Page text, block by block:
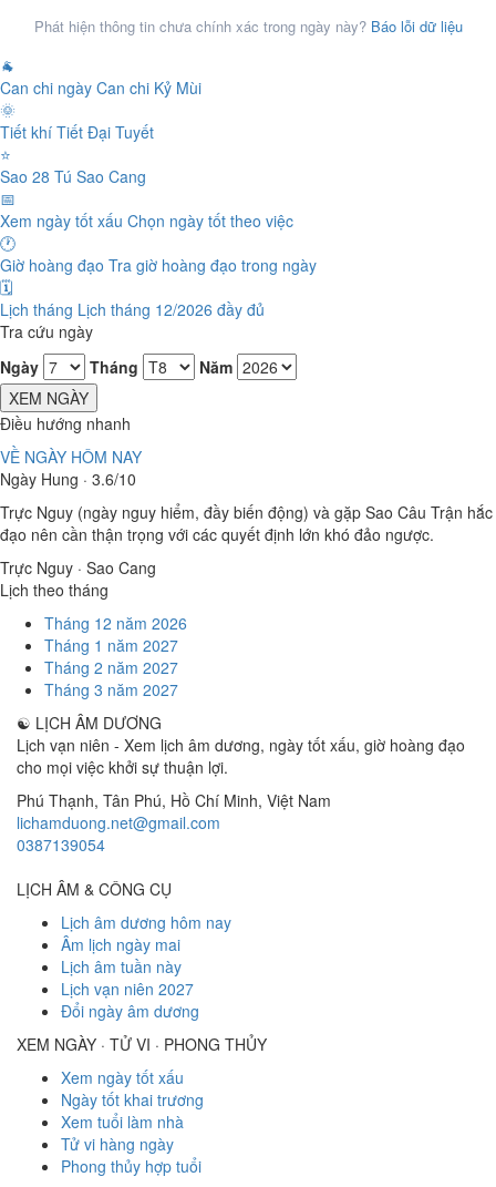
Phát hiện thông tin chưa chính xác trong ngày này? Báo lỗi dữ liệu
🐐
Can chi ngày Can chi Kỷ Mùi
🌞
Tiết khí Tiết Đại Tuyết
⭐
Sao 28 Tú Sao Cang
📅
Xem ngày tốt xấu Chọn ngày tốt theo việc
🕐
Giờ hoàng đạo Tra giờ hoàng đạo trong ngày
🗓️
Lịch tháng Lịch tháng 12/2026 đầy đủ
Tra cứu ngày
Ngày
Tháng
Năm
XEM NGÀY
Điều hướng nhanh
VỀ NGÀY HÔM NAY
Ngày Hung · 3.6/10
Trực Nguy (ngày nguy hiểm, đầy biến động) và gặp Sao Câu Trận hắc
đạo nên cần thận trọng với các quyết định lớn khó đảo ngược.
Trực Nguy · Sao Cang
Lịch theo tháng
Tháng 12 năm 2026
Tháng 1 năm 2027
Tháng 2 năm 2027
Tháng 3 năm 2027
☯ LỊCH ÂM DƯƠNG
Lịch vạn niên - Xem lịch âm dương, ngày tốt xấu, giờ hoàng đạo
cho mọi việc khởi sự thuận lợi.
Phú Thạnh, Tân Phú, Hồ Chí Minh, Việt Nam
lichamduong.net@gmail.com
0387139054
LỊCH ÂM & CÔNG CỤ
Lịch âm dương hôm nay
Âm lịch ngày mai
Lịch âm tuần này
Lịch vạn niên 2027
Đổi ngày âm dương
XEM NGÀY · TỬ VI · PHONG THỦY
Xem ngày tốt xấu
Ngày tốt khai trương
Xem tuổi làm nhà
Tử vi hàng ngày
Phong thủy hợp tuổi